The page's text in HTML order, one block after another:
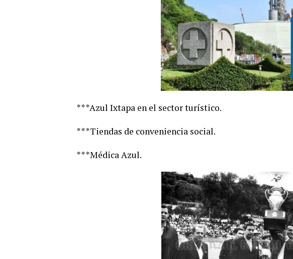
***Azul Ixtapa en el sector turístico.
***Tiendas de conveniencia social.
***Médica Azul.